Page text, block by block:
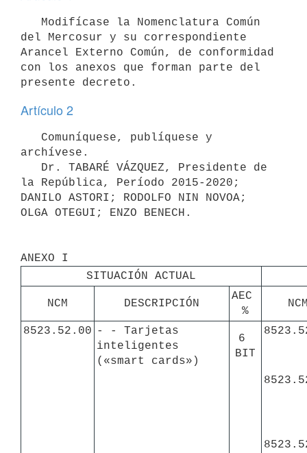
del Mercosur y su correspondiente
Arancel Externo Común, de conformidad
con los anexos que forman parte del
Artículo 2
archívese.
la República, Período 2015-2020;
DANILO ASTORI; RODOLFO NIN NOVOA;
SITUACIÓN ACTUAL
NCM DESCRIPCIÓN
AEC
%
8523.52.00 - - Tarjetas
inteligentes
(«smart cards»)
6
BIT